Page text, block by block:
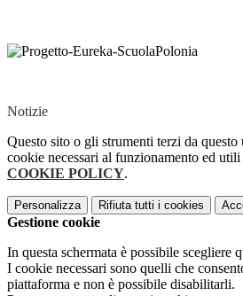
Notizie
Questo sito o gli strumenti terzi da
cookie necessari al funzionamento ed
COOKIE POLICY.
Personalizza Rifiuta tutti i cookies
Gestione cookie
In questa schermata è possibile scegliere
I cookie necessari sono quelli che
piattaforma e non è possibile disabilitarli.